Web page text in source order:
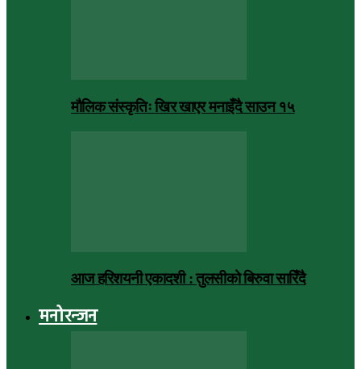
मौलिक संस्कृतिः खिर खाएर मनाइँदै साउन १५
आज हरिशयनी एकादशी : तुलसीको बिरुवा सारिँदै
मनोरन्जन